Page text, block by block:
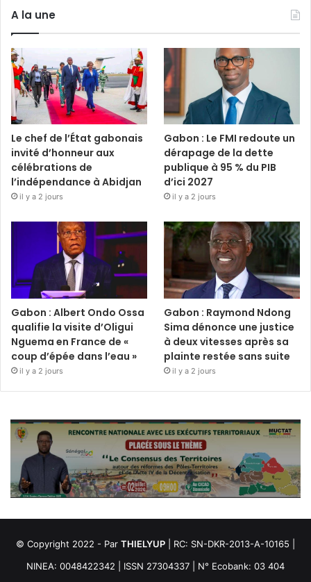
A la une
Le chef de l’État gabonais
invité d’honneur aux
célébrations de
l’indépendance à Abidjan
il y a 2 jours
Gabon : Le FMI redoute un
dérapage de la dette
publique à 95 % du PIB
d’ici 2027
il y a 2 jours
Gabon : Albert Ondo Ossa
qualifie la visite d’Oligui
Nguema en France de «
coup d’épée dans l’eau »
il y a 2 jours
Gabon : Raymond Ndong
Sima dénonce une justice
à deux vitesses après sa
plainte restée sans suite
il y a 2 jours
© Copyright 2022 - Par THIELYUP | RC: SN-DKR-2013-A-10165 |
NINEA: 0048422342 | ISSN 27304337 | N° Ecobank: 03 404